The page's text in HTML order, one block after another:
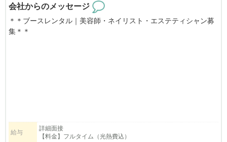
会社からのメッセージ
＊＊ブースレンタル｜美容師・ネイリスト・エステティシャン募
集＊＊
スパルーム：月＄1300
☆Dublin
給与
詳細面接
【料金】フルタイム（光熱費込）